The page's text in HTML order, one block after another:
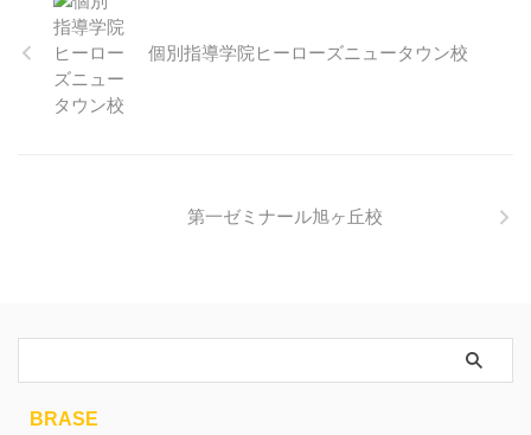
個別指導学院ヒーローズニュータウン校
第一ゼミナール旭ヶ丘校
BRASE